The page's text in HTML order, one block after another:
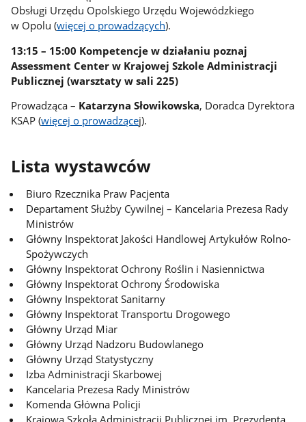
Obsługi Urzędu Opolskiego Urzędu Wojewódzkiego
w Opolu (więcej o prowadzących).
13:15 – 15:00 Kompetencje w działaniu poznaj
Assessment Center w Krajowej Szkole Administracji
Publicznej (warsztaty w sali 225)
Prowadząca – Katarzyna Słowikowska, Doradca Dyrektora
KSAP (więcej o prowadzącej).
Lista wystawców
Biuro Rzecznika Praw Pacjenta
Departament Służby Cywilnej – Kancelaria Prezesa Rady
Ministrów
Główny Inspektorat Jakości Handlowej Artykułów Rolno-
Spożywczych
Główny Inspektorat Ochrony Roślin i Nasiennictwa
Główny Inspektorat Ochrony Środowiska
Główny Inspektorat Sanitarny
Główny Inspektorat Transportu Drogowego
Główny Urząd Miar
Główny Urząd Nadzoru Budowlanego
Główny Urząd Statystyczny
Izba Administracji Skarbowej
Kancelaria Prezesa Rady Ministrów
Komenda Główna Policji